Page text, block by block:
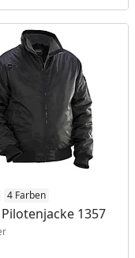
4 Farben
1357
Lager